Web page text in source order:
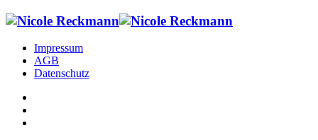
Impressum
AGB
Datenschutz